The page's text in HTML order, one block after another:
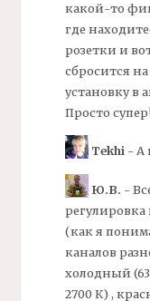
какой-то
где
розетки и
сбросится
установку в
Просто
Tekhi- А
Ю.В. -
регулировка
(как я
каналов
холодный
2700 К) ,